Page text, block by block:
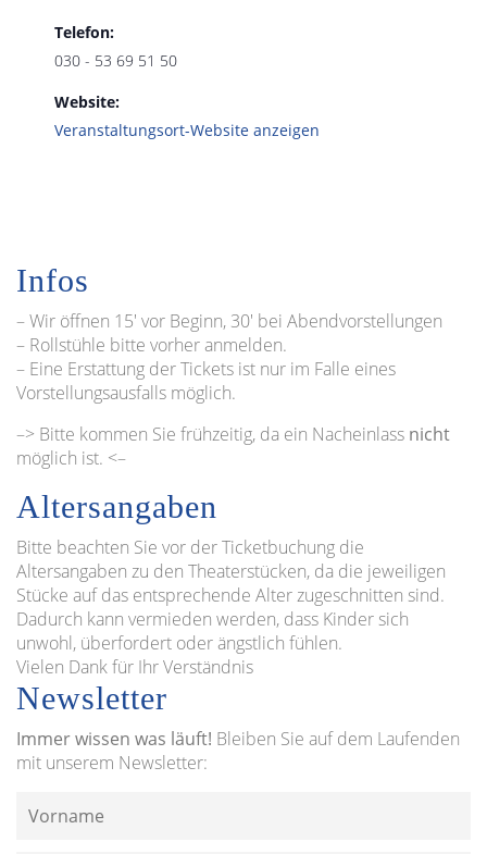
Telefon:
030 - 53 69 51 50
Website:
Veranstaltungsort-Website anzeigen
Infos
– Wir öffnen 15′ vor Beginn, 30′ bei Abendvorstellungen
– Rollstühle bitte vorher anmelden.
– Eine Erstattung der Tickets ist nur im Falle eines
Vorstellungsausfalls möglich.
–> Bitte kommen Sie frühzeitig, da ein Nacheinlass nicht
möglich ist. <–
Altersangaben
Bitte beachten Sie vor der Ticketbuchung die
Altersangaben zu den Theaterstücken, da die jeweiligen
Stücke auf das entsprechende Alter zugeschnitten sind.
Dadurch kann vermieden werden, dass Kinder sich
unwohl, überfordert oder ängstlich fühlen.
Vielen Dank für Ihr Verständnis
Newsletter
Immer wissen was läuft! Bleiben Sie auf dem Laufenden
mit unserem Newsletter: